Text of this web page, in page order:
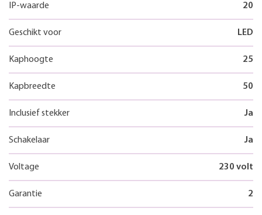
IP-waarde 20
Geschikt voor LED
Kaphoogte 25
Kapbreedte 50
Inclusief stekker Ja
Schakelaar Ja
Voltage 230 volt
Garantie 2